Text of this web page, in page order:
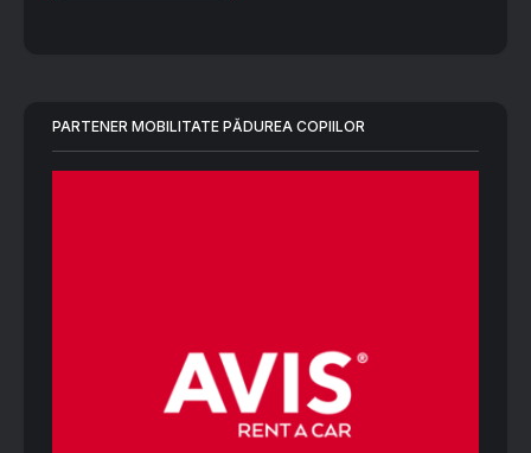
PARTENER MOBILITATE PĂDUREA COPIILOR